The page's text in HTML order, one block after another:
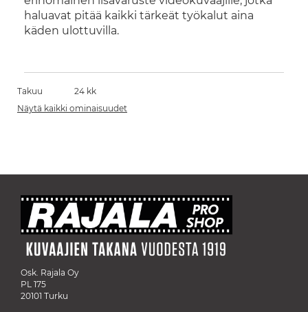
haluavat pitää kaikki tärkeät työkalut aina
käden ulottuvilla.
Takuu
24 kk
Näytä kaikki ominaisuudet
Osk. Rajala Oy
PL 175
20101 Turku